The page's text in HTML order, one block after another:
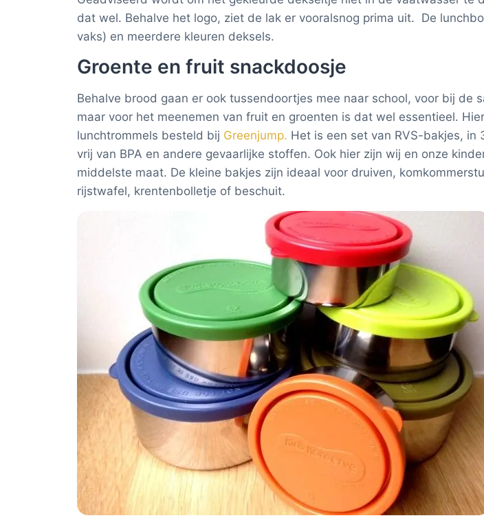
dat wel. Behalve het logo, ziet de lak er vooralsnog prima uit. De
vaks) en meerdere kleuren deksels.
Groente en fruit snackdoosje
Behalve brood gaan er ook tussendoortjes mee naar school, voor bij
maar voor het meenemen van fruit en groenten is dat wel essentieel.
lunchtrommels besteld bij Greenjump. Het is een set van RVS-bakjes,
vrij van BPA en andere gevaarlijke stoffen. Ook hier zijn wij en onze
middelste maat. De kleine bakjes zijn ideaal voor druiven,
rijstwafel, krentenbolletje of beschuit.